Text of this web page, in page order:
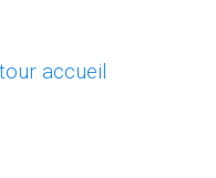
accueil